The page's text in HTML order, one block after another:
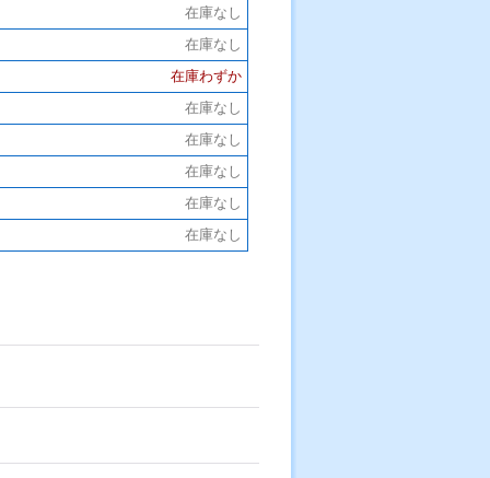
在庫なし
在庫なし
在庫わずか
在庫なし
在庫なし
在庫なし
在庫なし
在庫なし